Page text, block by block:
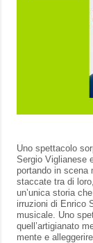
Uno spettacolo
Sergio Viglianese
portando in scena
staccate tra di
un’unica storia
irruzioni di Enrico
musicale. Uno
quell’artigianato
mente e